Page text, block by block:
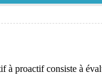
à proactif consiste à